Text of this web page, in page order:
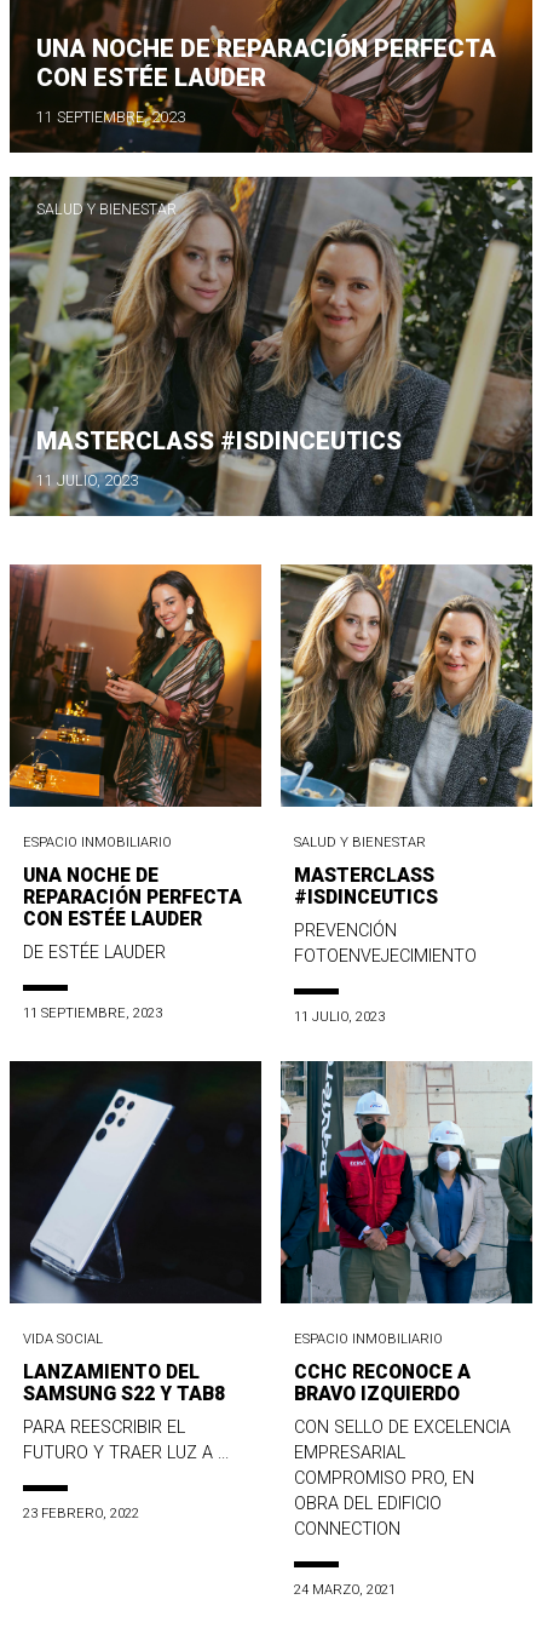
UNA NOCHE DE REPARACIÓN PERFECTA
CON ESTÉE LAUDER
11 SEPTIEMBRE, 2023
SALUD Y BIENESTAR
MASTERCLASS #ISDINCEUTICS
11 JULIO, 2023
ESPACIO INMOBILIARIO
UNA NOCHE DE
REPARACIÓN PERFECTA
CON ESTÉE LAUDER
DE ESTÉE LAUDER
11 SEPTIEMBRE, 2023
SALUD Y BIENESTAR
MASTERCLASS
#ISDINCEUTICS
PREVENCIÓN
FOTOENVEJECIMIENTO
11 JULIO, 2023
VIDA SOCIAL
LANZAMIENTO DEL
SAMSUNG S22 Y TAB8
PARA REESCRIBIR EL
FUTURO Y TRAER LUZ A ...
23 FEBRERO, 2022
ESPACIO INMOBILIARIO
CCHC RECONOCE A
BRAVO IZQUIERDO
CON SELLO DE EXCELENCIA
EMPRESARIAL
COMPROMISO PRO, EN
OBRA DEL EDIFICIO
CONNECTION
24 MARZO, 2021